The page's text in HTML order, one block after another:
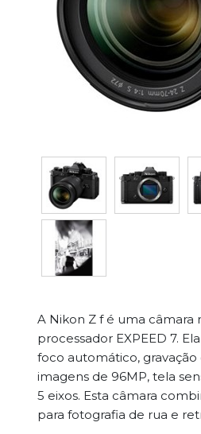
A Nikon Z f é uma câmara
processador EXPEED 7.
foco automático,
imagens de 96MP, tela
5 eixos. Esta câmara
para fotografia de rua e